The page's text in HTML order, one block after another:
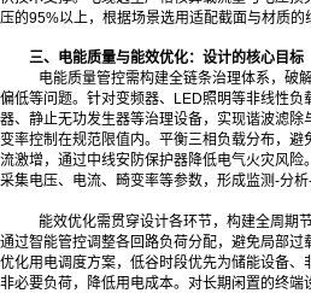
压的95%以上，根据场景选用适配截面与材质的
三、电能质量与能效优化：设计的核心目标
电能质量管控需构建全链条治理体系，破
偏低等问题。针对变频器、LED照明等非线性
器、静止无功发生器等治理设备，实现谐波滤
变率控制在规范限值内。平衡三相负载分布，
流激增，通过中线安防保护器降低电气火灾风
采集电压、电流、畸变率等参数，形成监测-分析
能效优化需贯穿设计各环节，构建全周期
通过智能管控调整各回路负荷分配，避免局部过
优化用电调度方案，低谷时段优先为储能设备
非必要负荷，降低用电成本。对长期闲置的终